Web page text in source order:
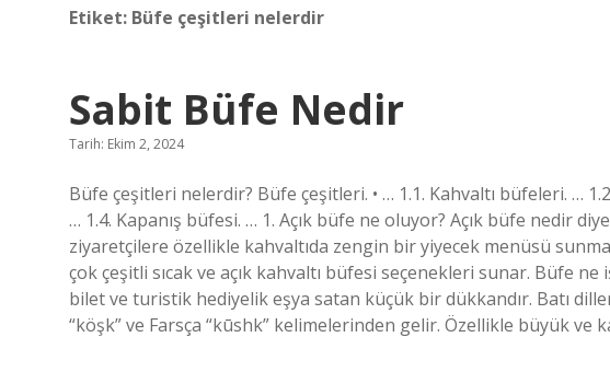
Etiket: Büfe çeşitleri nelerdir
Sabit Büfe Nedir
Tarih: Ekim 2, 2024
Büfe çeşitleri nelerdir? Büfe çeşitleri. • … 1.1. Kahvaltı büfeleri. …
… 1.4. Kapanış büfesi. … 1. Açık büfe ne oluyor? Açık büfe nedir
ziyaretçilere özellikle kahvaltıda zengin bir yiyecek menüsü
çok çeşitli sıcak ve açık kahvaltı büfesi seçenekleri sunar. Büfe
bilet ve turistik hediyelik eşya satan küçük bir dükkandır. Batı
“köşk” ve Farsça “kūshk” kelimelerinden gelir. Özellikle büyük